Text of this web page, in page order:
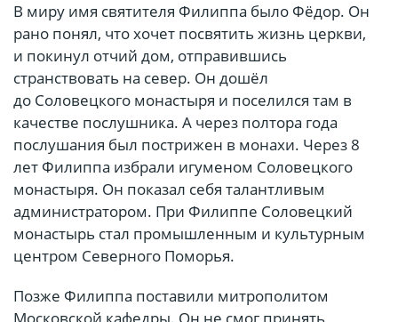
В миру имя святителя Филиппа было Фёдор. Он
рано понял, что хочет посвятить жизнь церкви,
и покинул отчий дом, отправившись
странствовать на север. Он дошёл
до Соловецкого монастыря и поселился там в
качестве послушника. А через полтора года
послушания был пострижен в монахи. Через 8
лет Филиппа избрали игуменом Соловецкого
монастыря. Он показал себя талантливым
администратором. При Филиппе Соловецкий
монастырь стал промышленным и культурным
центром Северного Поморья.
Позже Филиппа поставили митрополитом